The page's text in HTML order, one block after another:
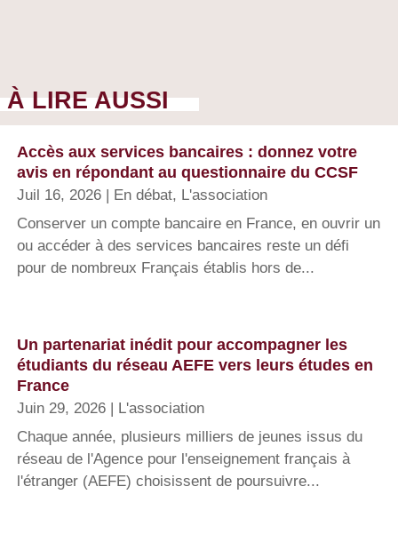
À LIRE AUSSI
Accès aux services bancaires : donnez votre
avis en répondant au questionnaire du CCSF
Juil 16, 2026 En débat, L'association
Conserver un compte bancaire en France, en ouvrir un
ou accéder à des services bancaires reste un défi
pour de nombreux Français établis hors de...
Un partenariat inédit pour accompagner les
étudiants du réseau AEFE vers leurs études en
France
Juin 29, 2026
L'association
Chaque année, plusieurs milliers de jeunes issus du
réseau de l'Agence pour l'enseignement français à
l'étranger (AEFE) choisissent de poursuivre...